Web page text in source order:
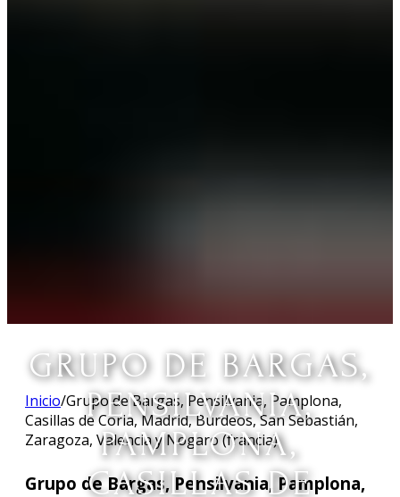
GRUPO DE BARGAS,
PENSILVANIA,
PAMPLONA,
CASILLAS DE
Inicio/Grupo de Bargas, Pensilvania, Pamplona,
Casillas de Coria, Madrid, Burdeos, San Sebastián,
Zaragoza, Valencia y Nogaro (francia)
Grupo de Bargas, Pensilvania, Pamplona,